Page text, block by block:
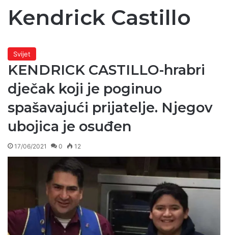
Kendrick Castillo
Svijet
KENDRICK CASTILLO-hrabri
dječak koji je poginuo
spašavajući prijatelje. Njegov
ubojica je osuđen
17/06/2021 0 12